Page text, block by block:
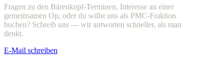
Fragen zu den Bärenkopf-Terminen, Interesse an einer
gemeinsamen Op, oder du willst uns als PMC-Fraktion
buchen? Schreib uns — wir antworten schneller, als man
denkt.
E-Mail schreiben